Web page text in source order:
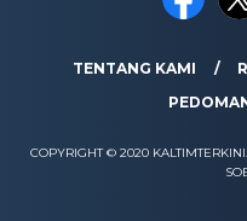
TENTANG KAMI
COPYRIGHT © 2020